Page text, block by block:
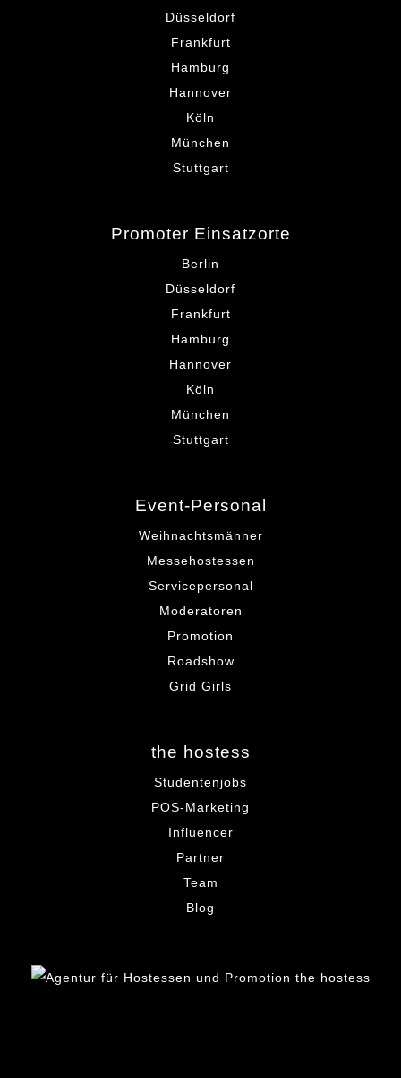
Düsseldorf
Frankfurt
Hamburg
Hannover
Köln
München
Stuttgart
Promoter Einsatzorte
Berlin
Düsseldorf
Frankfurt
Hamburg
Hannover
Köln
München
Stuttgart
Event-Personal
Weihnachtsmänner
Messehostessen
Servicepersonal
Moderatoren
Promotion
Roadshow
Grid Girls
the hostess
Studentenjobs
POS-Marketing
Influencer
Partner
Team
Blog